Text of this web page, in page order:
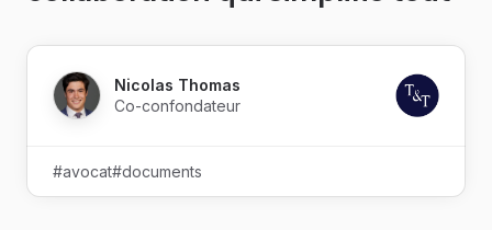
Nicolas Thomas
Co-confondateur
#avocat#documents